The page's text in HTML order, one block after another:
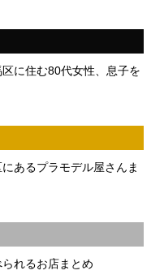
に住む80代女性、息子を
あるプラモデル屋さんま
られるお店まとめ